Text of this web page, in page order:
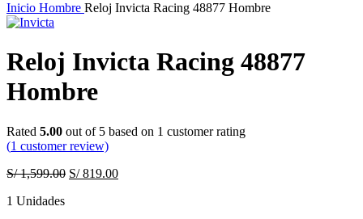
Inicio Hombre Reloj Invicta Racing 48877 Hombre
Reloj Invicta Racing 48877
Hombre
Rated 5.00 out of 5 based on 1 customer rating
(1 customer review)
S/1,599.00 Original
S/819.00Current
1 Unidades